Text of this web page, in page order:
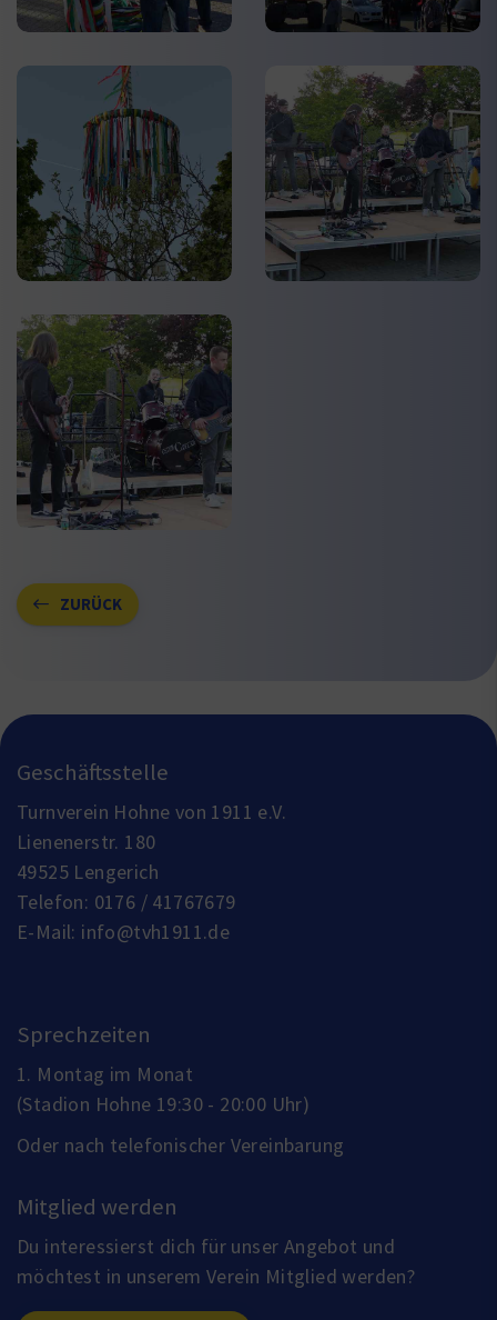
ZURÜCK
Geschäftsstelle
Turnverein Hohne von 1911 e.V.
Lienenerstr. 180
49525 Lengerich
Telefon: 0176 / 41767679
E-Mail: info@tvh1911.de
Sprechzeiten
1. Montag im Monat
(Stadion Hohne 19:30 - 20:00 Uhr)
Oder nach telefonischer Vereinbarung
Mitglied werden
Du interessierst dich für unser Angebot und
möchtest in unserem Verein Mitglied werden?